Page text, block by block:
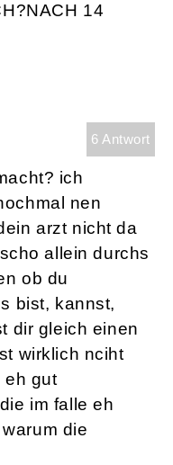
14
6 Antwort
ich
nen
arzt nicht da
allein durchs
ob du
bist, kannst,
dir gleich einen
wirklich nciht
eh gut
im falle eh
die